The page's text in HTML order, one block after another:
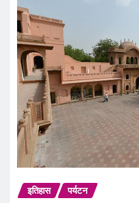
इतिहास पर्यटन